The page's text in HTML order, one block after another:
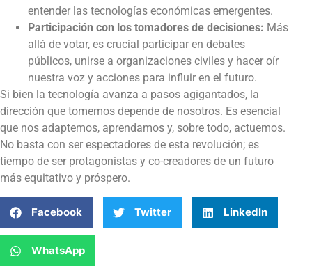
entender las tecnologías económicas emergentes.
Participación con los tomadores de decisiones: Más
allá de votar, es crucial participar en debates
públicos, unirse a organizaciones civiles y hacer oír
nuestra voz y acciones para influir en el futuro.
Si bien la tecnología avanza a pasos agigantados, la
dirección que tomemos depende de nosotros. Es esencial
que nos adaptemos, aprendamos y, sobre todo, actuemos.
No basta con ser espectadores de esta revolución; es
tiempo de ser protagonistas y co-creadores de un futuro
más equitativo y próspero.
Facebook Twitter LinkedIn
WhatsApp